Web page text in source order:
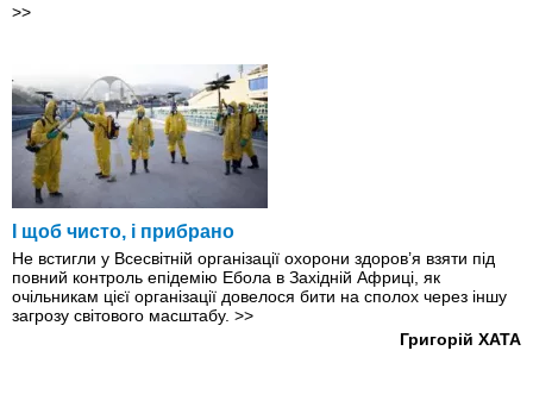
>>
І щоб чисто, і прибрано
Не встигли у Всесвітній організації охорони здоров’я взяти під
повний контроль епідемію Ебола в Західній Африці, як
очільникам цієї організації довелося бити на сполох через іншу
загрозу світового масштабу. >>
Григорій ХАТА